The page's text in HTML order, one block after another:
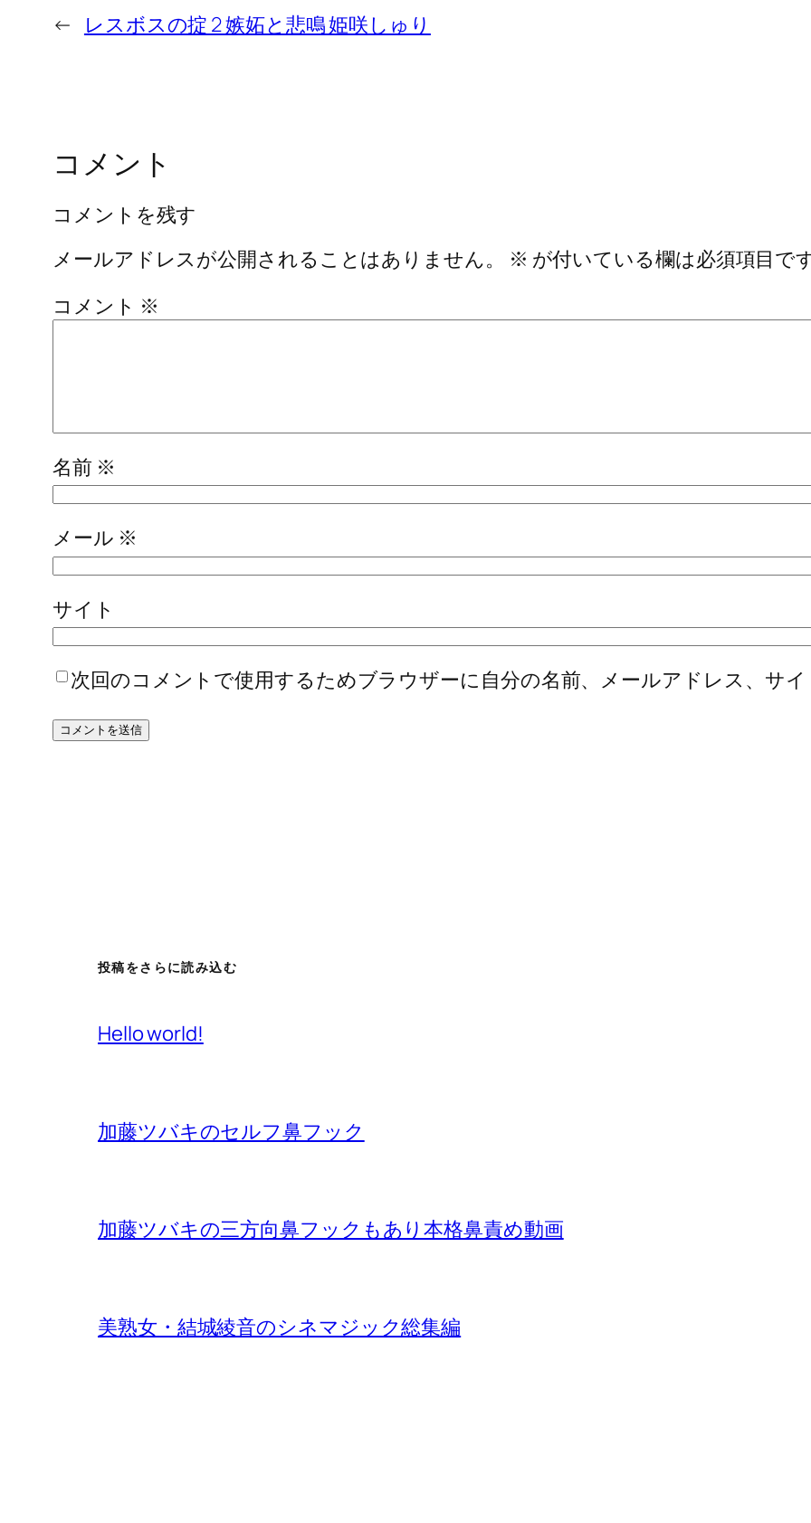
← レスボスの掟 2 嫉妬と悲鳴 姫咲しゅり
コメント
コメントを残す
メールアドレスが公開されることはありません。
※ が付いている欄は必須項目で
コメント ※
名前 ※
メール ※
サイト
次回のコメントで使用するためブラウザーに自分の名前、メールアドレス、サイ
投稿をさらに読み込む
Hello world!
加藤ツバキのセルフ鼻フック
加藤ツバキの三方向鼻フックもあり本格鼻責め動画
美熟女・結城綾音のシネマジック総集編